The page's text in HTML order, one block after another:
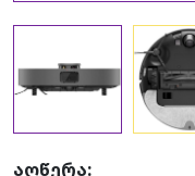
აღწერა: